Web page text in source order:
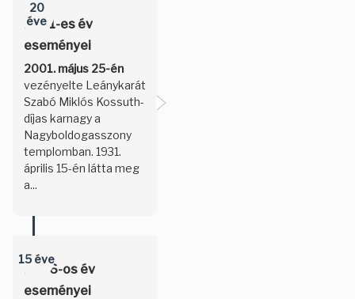
20
éve
2001-es év
eseményei
2001. május 25-én
vezényelte Leánykarát
Szabó Miklós Kossuth-
díjas karnagy a
Nagyboldogasszony
templomban. 1931.
április 15-én látta meg
a...
15 éve
2006-os év
eseményei